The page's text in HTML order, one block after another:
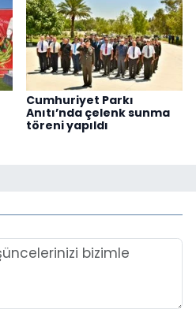
Cumhuriyet Parkı
Anıtı’nda çelenk sunma
töreni yapıldı